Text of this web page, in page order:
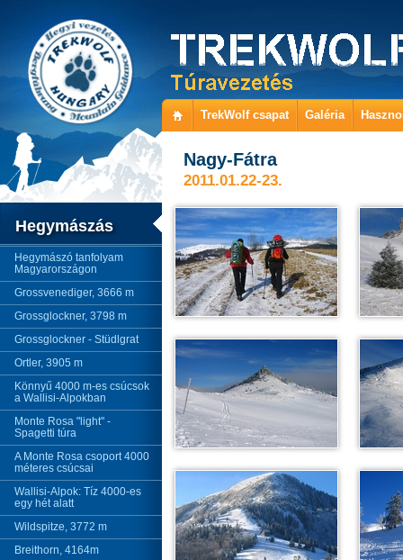
TrekWolf csapat Galéria
Hegymászás
Hegymászó tanfolyam
Magyarországon
Grossvenediger, 3666 m
Grossglockner, 3798 m
Grossglockner - Stüdlgrat
Ortler, 3905 m
Könnyű 4000 m-es csúcsok
a Wallisi-Alpokban
Monte Rosa "light" -
Spagetti túra
A Monte Rosa csoport 4000
méteres csúcsai
Wallisi-Alpok: Tíz 4000-es
egy hét alatt
Wildspitze, 3772 m
Breithorn, 4164m
Nagy-Fátra
2011.01.22-23.